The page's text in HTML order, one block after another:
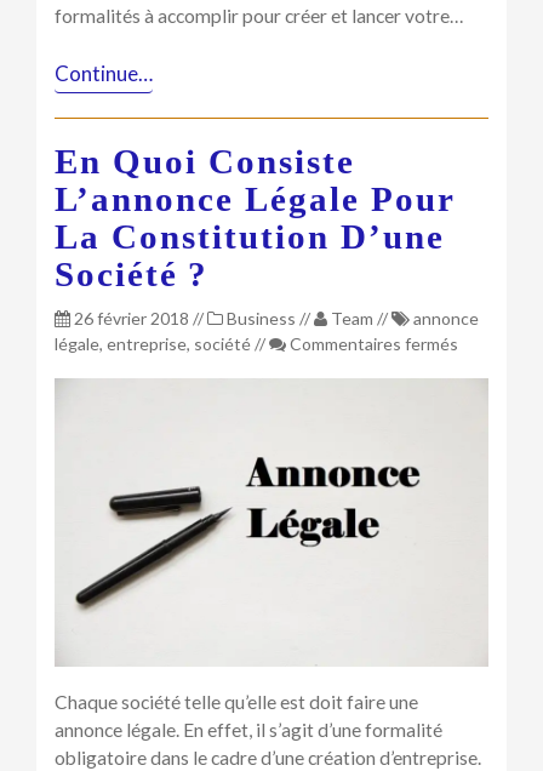
formalités à accomplir pour créer et lancer votre…
Continue…
En Quoi Consiste
L’annonce Légale Pour
La Constitution D’une
Société ?
26 février 2018 // Business // Team //
annonce
légale, entreprise, société// Commentaires fermés
Chaque société telle qu’elle est doit faire une
annonce légale. En effet, il s’agit d’une formalité
obligatoire dans le cadre d’une création d’entreprise.